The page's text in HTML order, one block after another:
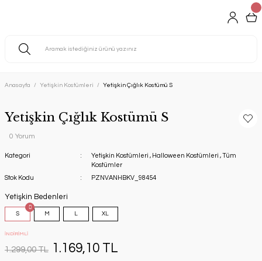
Anasayfa Yetişkin Kostümleri Yetişkin Çığlık Kostümü S
Yetişkin Çığlık Kostümü S
0 Yorum
Kategori Yetişkin Kostümleri , Halloween Kostümleri ,Tüm
Kostümler
Stok Kodu
PZNVANHBKV_98454
Yetişkin Bedenleri
S M L XL
İNDİRİMLİ
1.299,00 TL 1.169,10 TL